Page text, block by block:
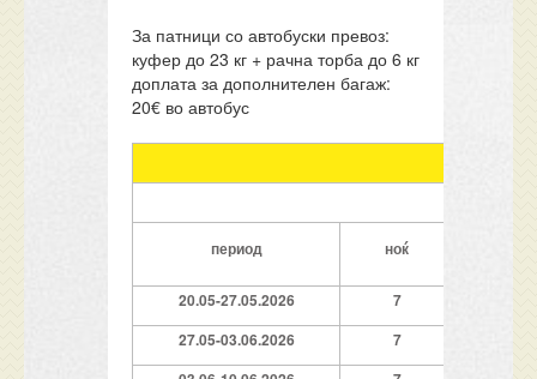
За патници со автобуски превоз:
куфер до 23 кг + рачна торба до 6 кг
доплата за дополнителен багаж:
20€ во автобус
период ноќ
20.05-27.05.2026
7
27.05-03.06.2026
7